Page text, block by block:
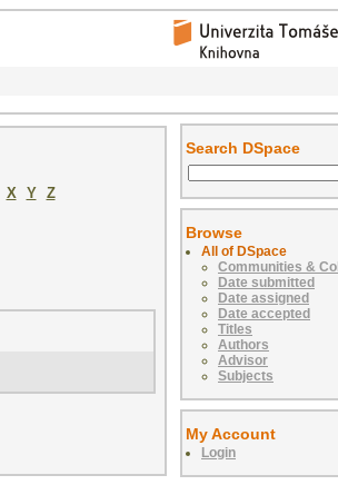
X Y
Z
Search DSpace
Browse
All of DSpace
Communities &
Date submitted
Date assigned
Date accepted
Titles
Authors
Advisor
Subjects
My Account
Login